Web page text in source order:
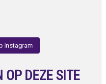
Instagram
OP DEZE SITE